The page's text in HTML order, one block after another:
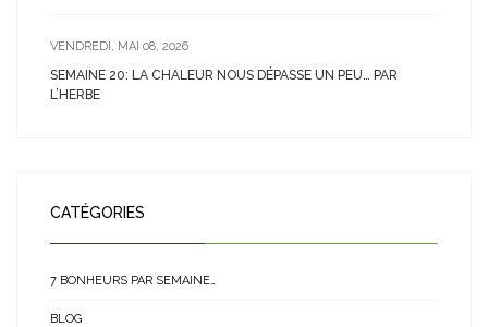
VENDREDI, MAI 08, 2026
SEMAINE 20: LA CHALEUR NOUS DÉPASSE UN PEU… PAR
L’HERBE
CATÉGORIES
7 BONHEURS PAR SEMAINE…
BLOG